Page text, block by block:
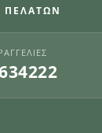
ΠΕΛΑΤΏΝ